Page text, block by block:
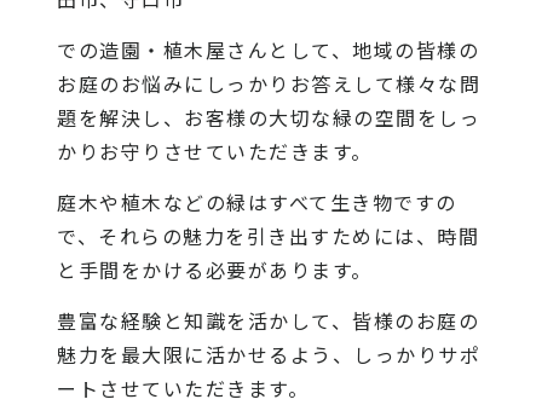
での造園・植木屋さんとして、地域の皆様の
お庭のお悩みにしっかりお答えして様々な問
題を解決し、お客様の大切な緑の空間をしっ
かりお守りさせていただきます。
庭木や植木などの緑はすべて生き物ですの
で、それらの魅力を引き出すためには、時間
と手間をかける必要があります。
豊富な経験と知識を活かして、皆様のお庭の
魅力を最大限に活かせるよう、しっかりサポ
ートさせていただきます。